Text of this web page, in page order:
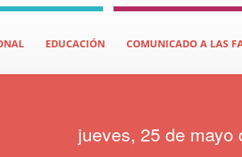
EDUCACIÓN COMUNICADO A LAS
jueves, 25 de mayo